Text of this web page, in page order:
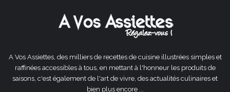
A Vos Assiettes, des milliers de recettes de cuisine illustrées simples et
raffinées accessibles à tous, en mettant à l'honneur les produits de
saisons, c'est également de l'art de vivre, des actualités culinaires et
bien plus encore ...